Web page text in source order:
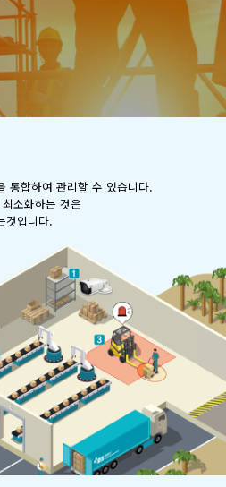
통합하여 관리할 수 있습니다.
소화하는 것은
것입니다.